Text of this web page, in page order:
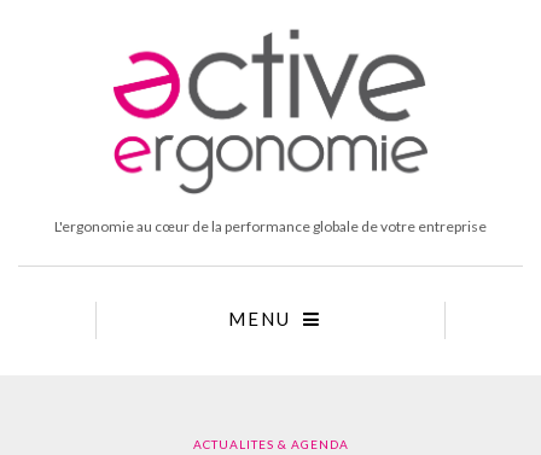
L'ergonomie au cœur de la performance globale de votre entreprise
MENU
ACTUALITES & AGENDA